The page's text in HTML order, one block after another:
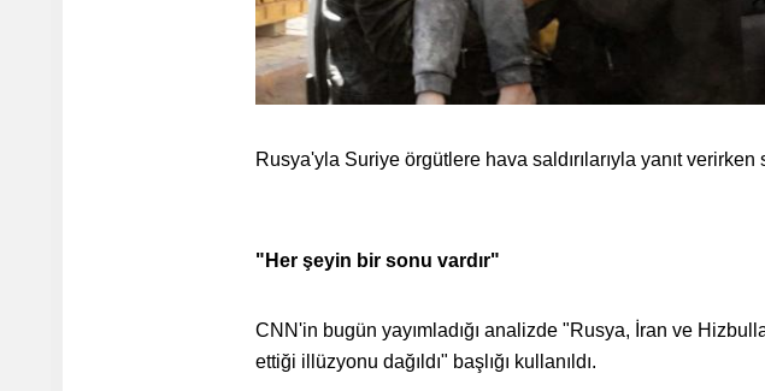
Rusya'yla Suriye örgütlere hava saldırılarıyla yanıt
"Her şeyin bir sonu vardır"
CNN'in bugün yayımladığı analizde "Rusya, İran ve
ettiği illüzyonu dağıldı" başlığı kullanıldı.